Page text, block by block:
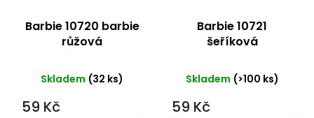
Barbie 10720 barbie
růžová
Skladem (32 ks)
59 Kč
Barbie 10721
šeříková
Skladem (>100 ks)
59 Kč